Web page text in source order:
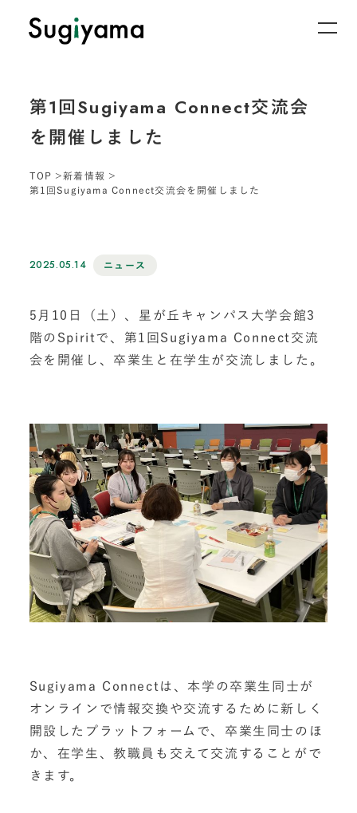
第1回Sugiyama Connect交流会
を開催しました
TOP
新着情報
第1回Sugiyama Connect交流会を開催しました
2025.05.14 ニュース
5月10日（土）、星が丘キャンパス大学会館3
階のSpiritで、第1回Sugiyama Connect交流
会を開催し、卒業生と在学生が交流しました。
Sugiyama Connectは、本学の卒業生同士が
オンラインで情報交換や交流するために新しく
開設したプラットフォームで、卒業生同士のほ
か、在学生、教職員も交えて交流することがで
きます。